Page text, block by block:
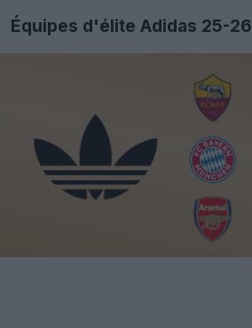
Équipes d'élite Adidas 25-26